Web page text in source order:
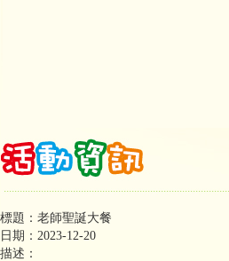
標題：老師聖誕大餐
日期：2023-12-20
描述：